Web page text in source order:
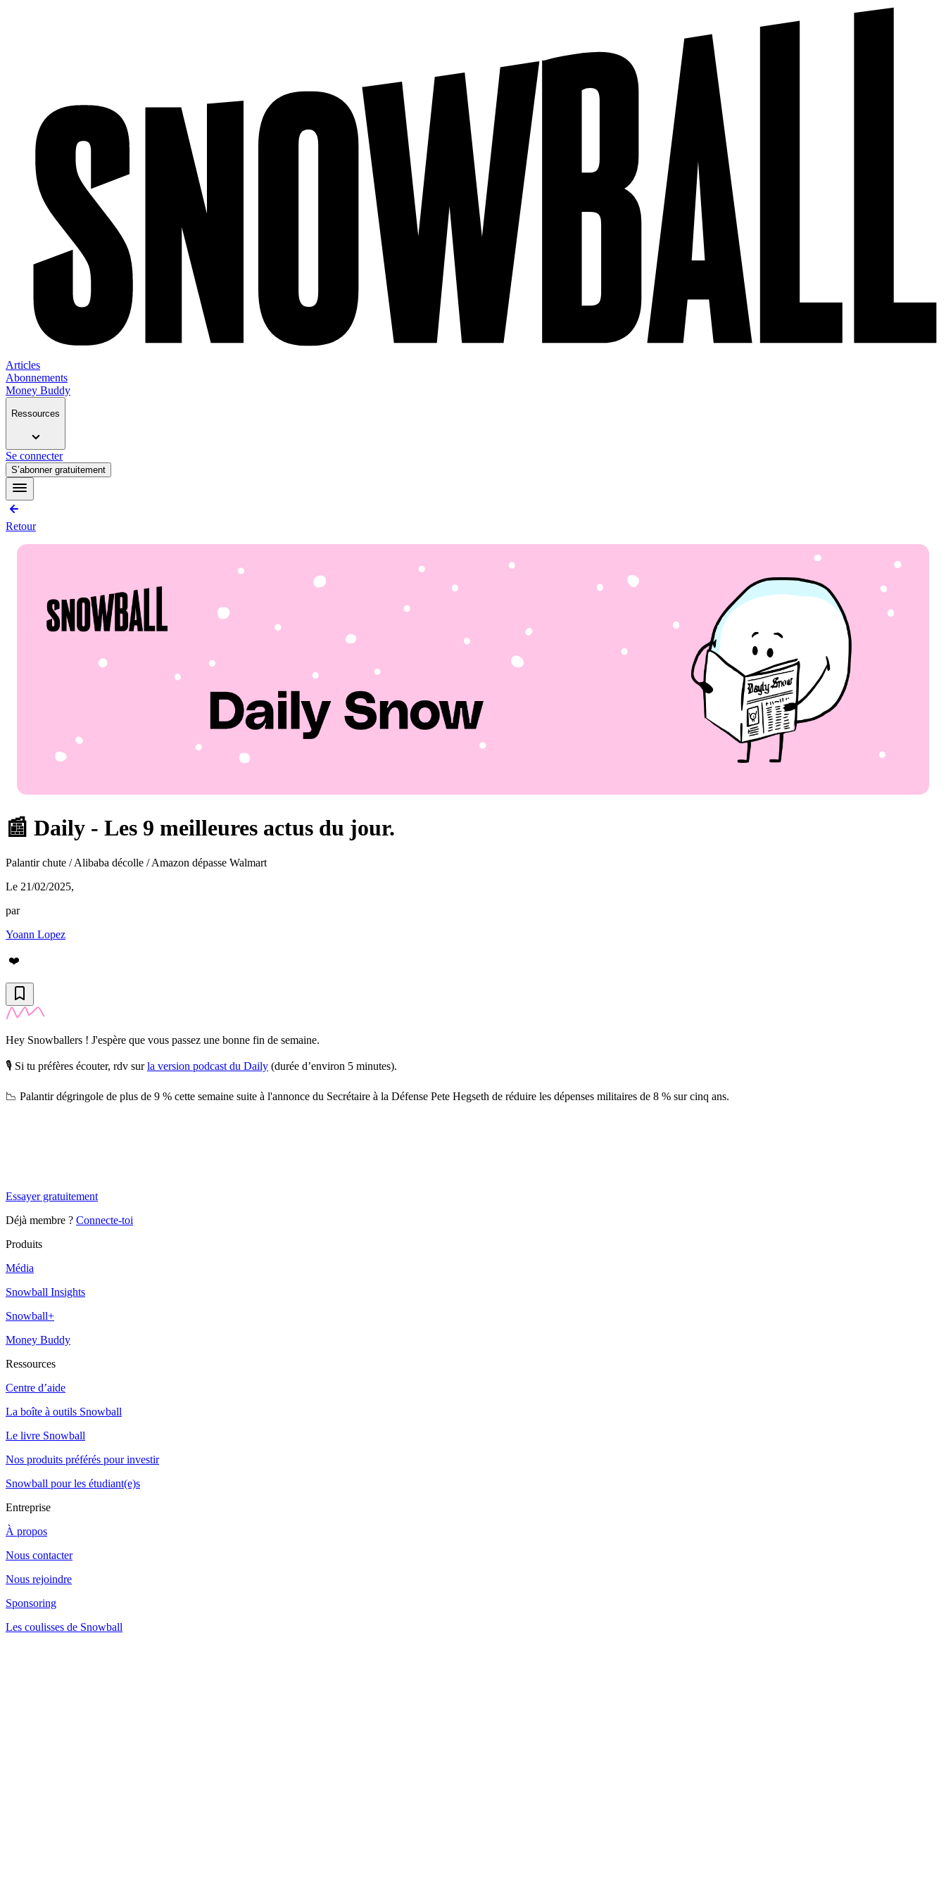
Articles
Abonnements
Money Buddy
Ressources
Se connecter
S’abonner gratuitement
Retour
📰 Daily - Les 9 meilleures actus du jour.
Palantir chute / Alibaba décolle / Amazon dépasse Walmart
Le 21/02/2025,
par
Yoann Lopez
❤️
Hey Snowballers ! J'espère que vous passez une bonne fin de semaine.
🎙️ Si tu préfères écouter, rdv surla version podcast du Daily (durée d’environ 5 minutes).
📉 Palantir dégringole de plus de 9 % cette semaine suite à l'annonce du Secrétaire à la Défense Pete Hegseth de réduire les dépenses militaires de 8 % sur cinq ans.
Essayer gratuitement
Déjà membre ? Connecte-toi
Produits
Média
Snowball Insights
Snowball+
Money Buddy
Ressources
Centre d’aide
La boîte à outils Snowball
Le livre Snowball
Nos produits préférés pour investir
Snowball pour les étudiant(e)s
Entreprise
À propos
Nous contacter
Nous rejoindre
Sponsoring
Les coulisses de Snowball